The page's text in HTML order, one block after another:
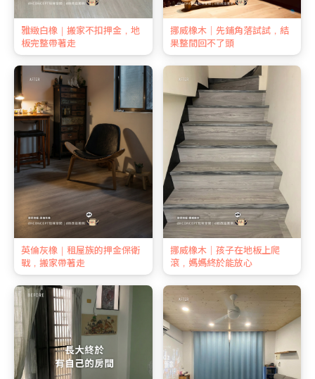
雅緻白橡｜搬家不扣押金，地
板完整帶著走
挪威橡木｜先鋪角落試試，結
果整間回不了頭
英倫灰橡｜租屋族的押金保衛
戰，搬家帶著走
挪威橡木｜孩子在地板上爬
滾，媽媽終於能放心